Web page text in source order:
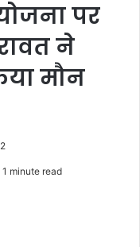
पर
ने
मौन
1 minute read